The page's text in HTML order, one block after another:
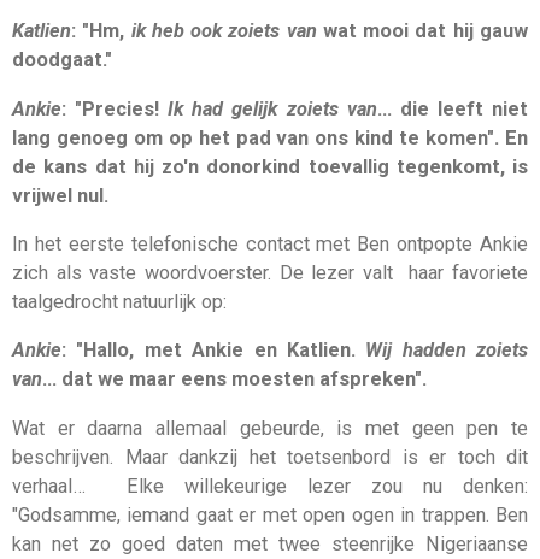
Katlien: "Hm, ik heb ook zoiets van wat mooi dat hij gauw
doodgaat."
Ankie: "Precies! Ik had gelijk zoiets van… die leeft niet
lang genoeg om op het pad van ons kind te komen". En
de kans dat hij zo'n donorkind toevallig tegenkomt, is
vrijwel nul.
In het eerste telefonische contact met Ben ontpopte Ankie
zich als vaste woordvoerster. De lezer valt haar favoriete
taalgedrocht natuurlijk op:
Ankie: "Hallo, met Ankie en Katlien. Wij hadden zoiets
van… dat we maar eens moesten afspreken".
Wat er daarna allemaal gebeurde, is met geen pen te
beschrijven. Maar dankzij het toetsenbord is er toch dit
verhaal… Elke willekeurige lezer zou nu denken:
"Godsamme, iemand gaat er met open ogen in trappen. Ben
kan net zo goed daten met twee steenrijke Nigeriaanse